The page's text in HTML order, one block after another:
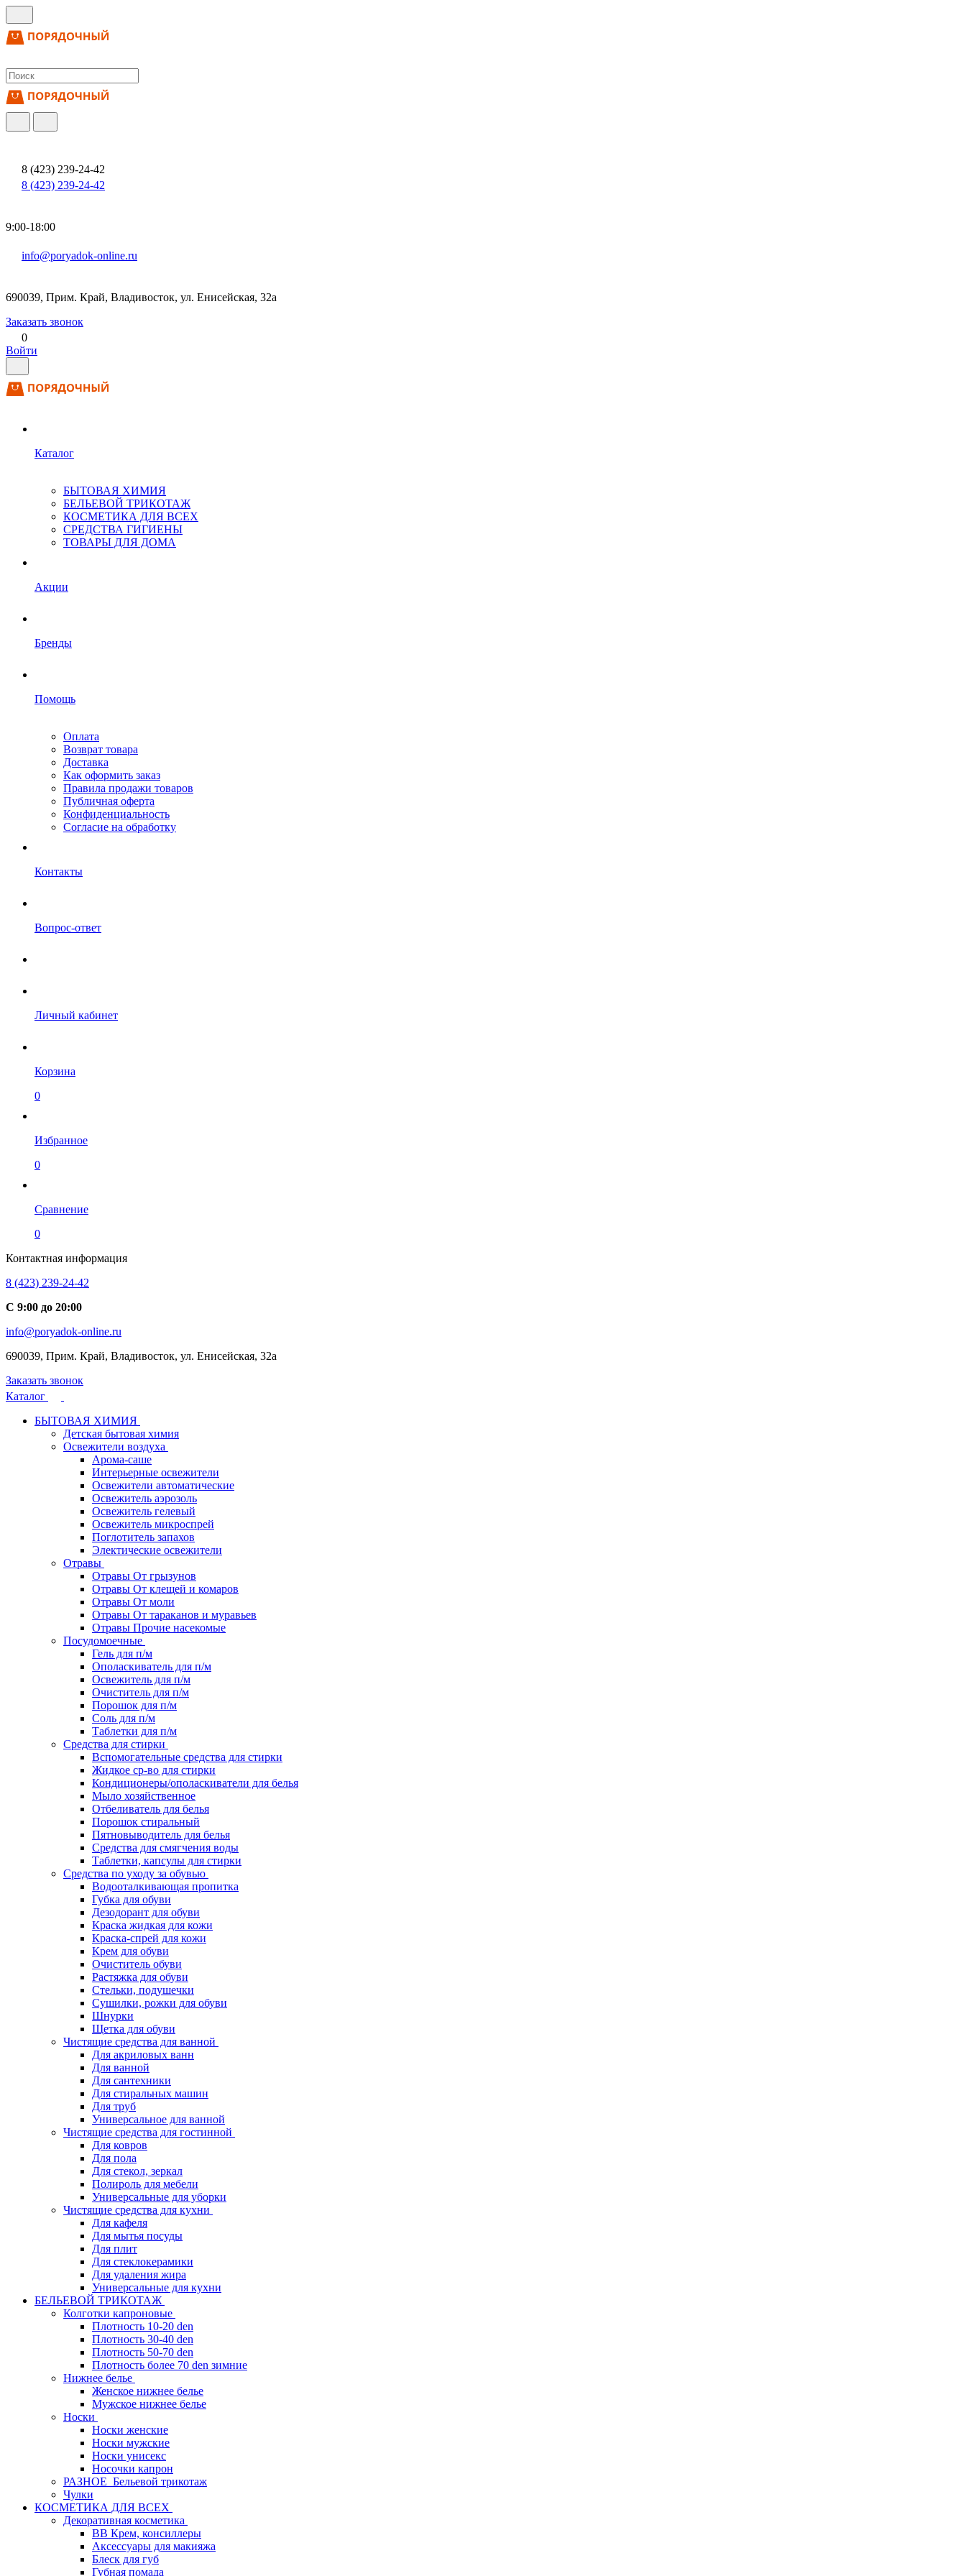
8 (423) 239-24-42
8 (423) 239-24-42
9:00-18:00
info@poryadok-online.ru
690039, Прим. Край, Владивосток, ул. Енисейская, 32а
Заказать звонок
0
Войти
Каталог
БЫТОВАЯ ХИМИЯ
БЕЛЬЕВОЙ ТРИКОТАЖ
КОСМЕТИКА ДЛЯ ВСЕХ
СРЕДСТВА ГИГИЕНЫ
ТОВАРЫ ДЛЯ ДОМА
Акции
Бренды
Помощь
Оплата
Возврат товара
Доставка
Как оформить заказ
Правила продажи товаров
Публичная оферта
Конфиденциальность
Согласие на обработку
Контакты
Вопрос-ответ
Личный кабинет
Корзина
0
Избранное
0
Сравнение
0
Контактная информация
8 (423) 239-24-42
С 9:00 до 20:00
info@poryadok-online.ru
690039, Прим. Край, Владивосток, ул. Енисейская, 32а
Заказать звонок
Каталог
БЫТОВАЯ ХИМИЯ
Детская бытовая химия
Освежители воздуха
Арома-саше
Интерьерные освежители
Освежители автоматические
Освежитель аэрозоль
Освежитель гелевый
Освежитель микроспрей
Поглотитель запахов
Электические освежители
Отравы
Отравы От грызунов
Отравы От клещей и комаров
Отравы От моли
Отравы От тараканов и муравьев
Отравы Прочие насекомые
Посудомоечные
Гель для п/м
Ополаскиватель для п/м
Освежитель для п/м
Очиститель для п/м
Порошок для п/м
Соль для п/м
Таблетки для п/м
Средства для стирки
Вспомогательные средства для стирки
Жидкое ср-во для стирки
Кондиционеры/ополаскиватели для белья
Мыло хозяйственное
Отбеливатель для белья
Порошок стиральный
Пятновыводитель для белья
Средства для смягчения воды
Таблетки, капсулы для стирки
Средства по уходу за обувью
Водооталкивающая пропитка
Губка для обуви
Дезодорант для обуви
Краска жидкая для кожи
Краска-спрей для кожи
Крем для обуви
Очиститель обуви
Растяжка для обуви
Стельки, подушечки
Сушилки, рожки для обуви
Шнурки
Щетка для обуви
Чистящие средства для ванной
Для акриловых ванн
Для ванной
Для сантехники
Для стиральных машин
Для труб
Универсальное для ванной
Чистящие средства для гостинной
Для ковров
Для пола
Для стекол, зеркал
Полироль для мебели
Универсальные для уборки
Чистящие средства для кухни
Для кафеля
Для мытья посуды
Для плит
Для стеклокерамики
Для удаления жира
Универсальные для кухни
БЕЛЬЕВОЙ ТРИКОТАЖ
Колготки капроновые
Плотность 10-20 den
Плотность 30-40 den
Плотность 50-70 den
Плотность более 70 den зимние
Нижнее белье
Женское нижнее белье
Мужское нижнее белье
Носки
Носки женские
Носки мужские
Носки унисекс
Носочки капрон
РАЗНОЕ_Бельевой трикотаж
Чулки
КОСМЕТИКА ДЛЯ ВСЕХ
Декоративная косметика
BB Крем, консиллеры
Аксессуары для макияжа
Блеск для губ
Губная помада